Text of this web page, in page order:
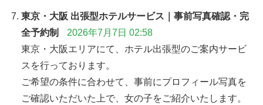
東京・大阪 出張型ホテルサービス｜事前写真確認・完
全予約制
2026年7月7日 02:58
東京・大阪エリアにて、ホテル出張型のご案内サービ
スを行っております。
ご希望の条件に合わせて、事前にプロフィール写真を
ご確認いただいた上で、女の子をご紹介いたします。